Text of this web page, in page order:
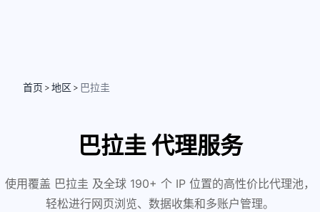
首页 > 地区 > 巴拉圭
巴拉圭 代理服务
使用覆盖 巴拉圭 及全球 190+ 个 IP 位置的高性价比代理池，
轻松进行网页浏览、数据收集和多账户管理。